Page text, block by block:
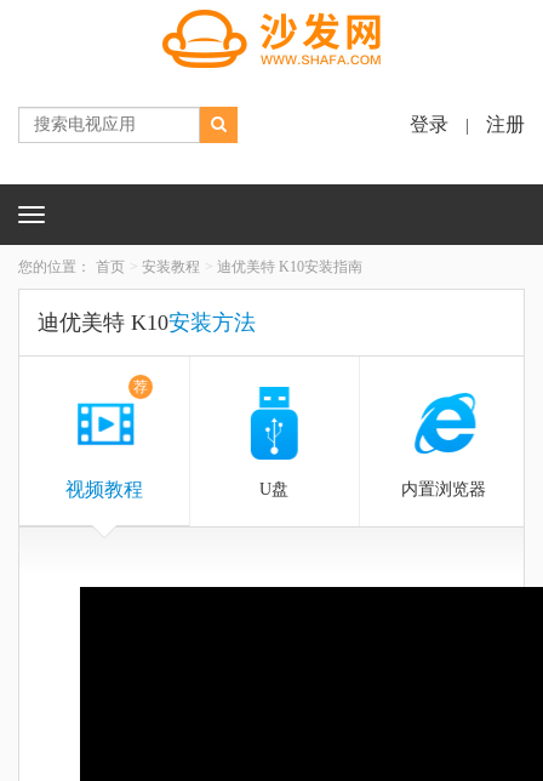
登录 注册
Toggle
您的位置： 首页 安装教程 迪优美特 K10安装指南
迪优美特 K10安装方法
荐
视频教程 U盘 内置浏览器